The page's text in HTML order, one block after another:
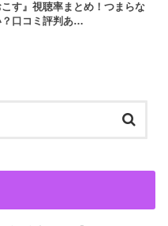
こす』視聴率まとめ！つまらな
？口コミ評判あ…